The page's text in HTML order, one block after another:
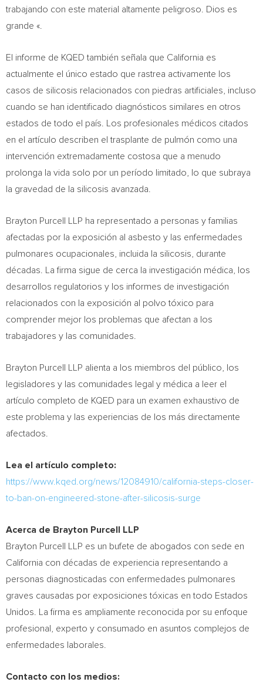
trabajando con este material altamente peligroso. Dios es
grande «.
El informe de KQED también señala que California es
actualmente el único estado que rastrea activamente los
casos de silicosis relacionados con piedras artificiales, incluso
cuando se han identificado diagnósticos similares en otros
estados de todo el país. Los profesionales médicos citados
en el artículo describen el trasplante de pulmón como una
intervención extremadamente costosa que a menudo
prolonga la vida solo por un período limitado, lo que subraya
la gravedad de la silicosis avanzada.
Brayton Purcell LLP ha representado a personas y familias
afectadas por la exposición al asbesto y las enfermedades
pulmonares ocupacionales, incluida la silicosis, durante
décadas. La firma sigue de cerca la investigación médica, los
desarrollos regulatorios y los informes de investigación
relacionados con la exposición al polvo tóxico para
comprender mejor los problemas que afectan a los
trabajadores y las comunidades.
Brayton Purcell LLP alienta a los miembros del público, los
legisladores y las comunidades legal y médica a leer el
artículo completo de KQED para un examen exhaustivo de
este problema y las experiencias de los más directamente
afectados.
Lea el artículo completo:
https://www.kqed.org/news/12084910/california-steps-closer-
to-ban-on-engineered-stone-after-silicosis-surge
Acerca de Brayton Purcell LLP
Brayton Purcell LLP es un bufete de abogados con sede en
California con décadas de experiencia representando a
personas diagnosticadas con enfermedades pulmonares
graves causadas por exposiciones tóxicas en todo Estados
Unidos. La firma es ampliamente reconocida por su enfoque
profesional, experto y consumado en asuntos complejos de
enfermedades laborales.
Contacto con los medios: